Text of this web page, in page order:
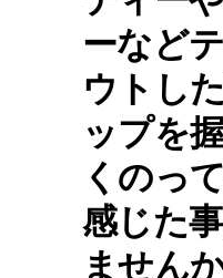
ーなど
ウトし
ップを
くのっ
感じた
ませんか